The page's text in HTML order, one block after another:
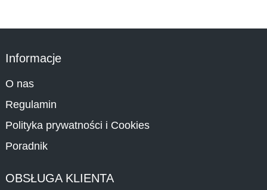
Informacje
O nas
Regulamin
Polityka prywatności i Cookies
Poradnik
OBSŁUGA KLIENTA